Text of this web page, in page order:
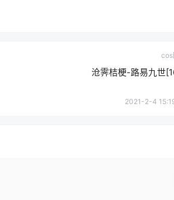
cos
沧霁桔梗-路易九世
2021-2-4